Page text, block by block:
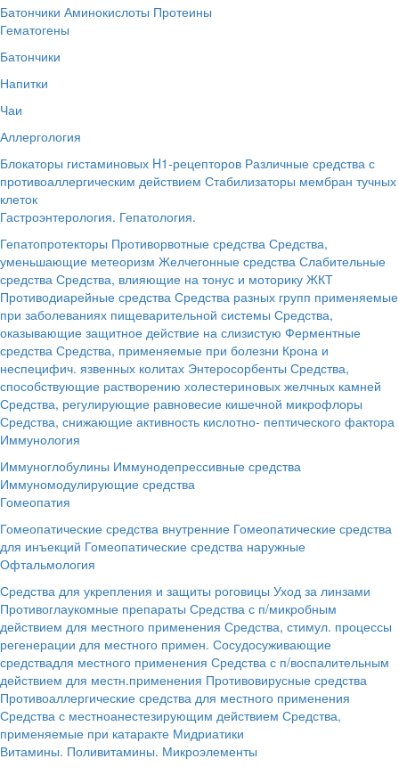
Батончики Аминокислоты Протеины
Гематогены
Батончики
Напитки
Чаи
Аллергология
Блокаторы гистаминовых H1-рецепторов Различные средства с
противоаллергическим действием Стабилизаторы мембран тучных
клеток
Гастроэнтерология. Гепатология.
Гепатопротекторы Противорвотные средства Средства,
уменьшающие метеоризм Желчегонные средства Слабительные
средства Средства, влияющие на тонус и моторику ЖКТ
Противодиарейные средства Средства разных групп применяемые
при заболеваниях пищеварительной системы Средства,
оказывающие защитное действие на слизистую Ферментные
средства Средства, применяемые при болезни Крона и
неспецифич. язвенных колитах Энтеросорбенты Средства,
способствующие растворению холестериновых желчных камней
Средства, регулирующие равновесие кишечной микрофлоры
Средства, снижающие активность кислотно- пептического фактора
Иммунология
Иммуноглобулины Иммунодепрессивные средства
Иммуномодулирующие средства
Гомеопатия
Гомеопатические средства внутренние Гомеопатические средства
для инъекций Гомеопатические средства наружные
Офтальмология
Средства для укрепления и защиты роговицы Уход за линзами
Противоглаукомные препараты Средства с п/микробным
действием для местного применения Средства, стимул. процессы
регенерации для местного примен. Сосудосуживающие
средствадля местного применения Средства с п/воспалительным
действием для местн.применения Противовирусные средства
Противоаллергические средства для местного применения
Средства с местноанестезирующим действием Средства,
применяемые при катаракте Мидриатики
Витамины. Поливитамины. Микроэлементы